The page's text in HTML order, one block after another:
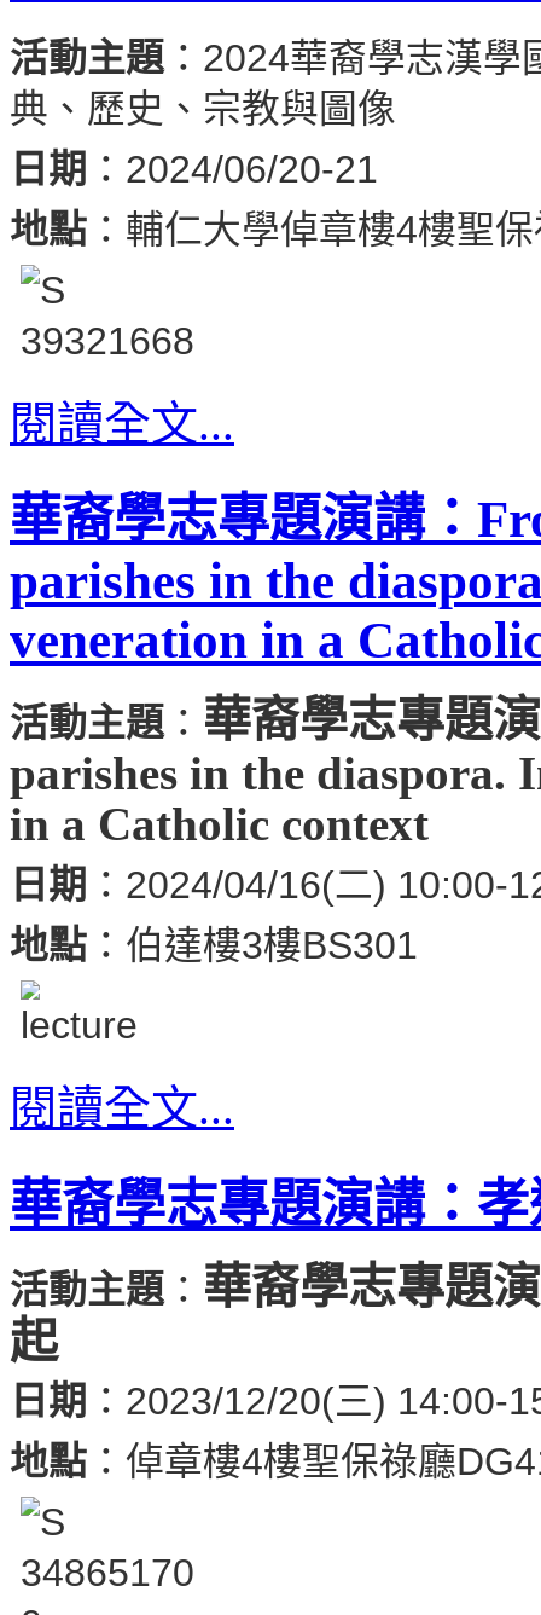
活動主題：2024華裔學志漢學
典、歷史、宗教與圖像
日期 ：2024/06/20-21
地點 ：輔仁大學倬章樓4樓聖
閱讀全文...
華裔學志專題演講：
parishes in the
veneration in a
活動主題： 華裔學志專題
parishes in the diaspora.
in a Catholic context
日期 ：2024/04/16(二) 10:00-
地點 ：伯達樓3樓BS301
閱讀全文...
華裔學志專題演講：
活動主題： 華裔學志專題
起
日期 ：2023/12/20(三) 14:00-
地點 ：倬章樓4樓聖保祿廳